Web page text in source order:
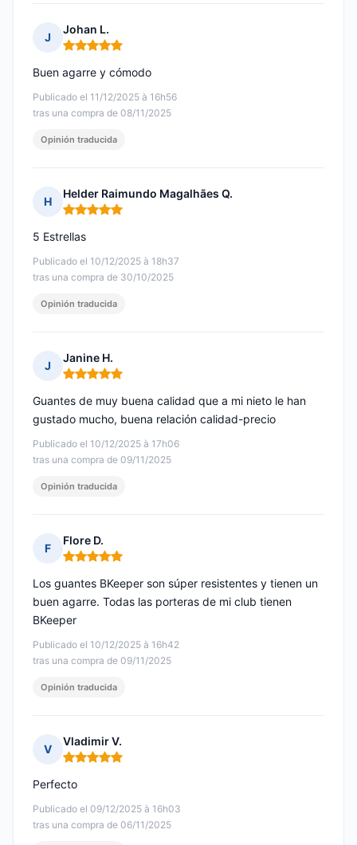
J
Johan L.
Nota: 5 de 5
Publicado el 11/12/2025 à 16h56
tras una compra de 08/11/2025
Buen agarre y cómodo
Opinión traducida
H
Helder Raimundo Magalhães Q.
Nota: 5 de 5
Publicado el 10/12/2025 à 18h37
tras una compra de 30/10/2025
5 Estrellas
Opinión traducida
J
Janine H.
Nota: 5 de 5
Publicado el 10/12/2025 à 17h06
tras una compra de 09/11/2025
Guantes de muy buena calidad que a mi nieto le han
gustado mucho, buena relación calidad-precio
Opinión traducida
F
Flore D.
Nota: 5 de 5
Publicado el 10/12/2025 à 16h42
tras una compra de 09/11/2025
Los guantes BKeeper son súper resistentes y tienen un
buen agarre. Todas las porteras de mi club tienen
BKeeper
Opinión traducida
V
Vladimir V.
Nota: 5 de 5
Publicado el 09/12/2025 à 16h03
tras una compra de 06/11/2025
Perfecto